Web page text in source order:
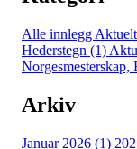
Alle innlegg
Hederstegn (1)
Norgesmesterskap,
Arkiv
Januar 2026 (1)